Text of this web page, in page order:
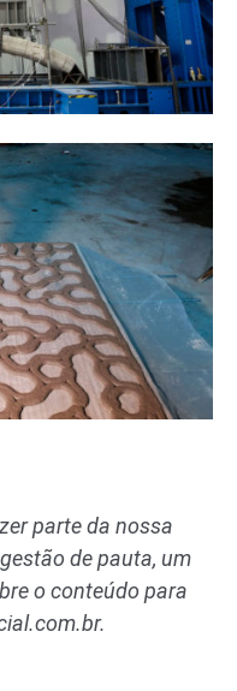
parte da nossa
de pauta, um
o conteúdo para
.